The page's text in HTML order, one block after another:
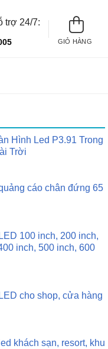
trợ 24/7:
GIỎ HÀNG
Hình Led P3.91 Trong
Trời
cáo chân đứng 65
100 inch, 200 inch,
inch, 500 inch, 600
cho shop, cửa hàng
khách sạn, resort, khu